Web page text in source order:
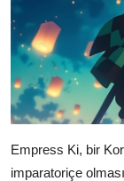
Empress Ki, bir
imparatoriçe